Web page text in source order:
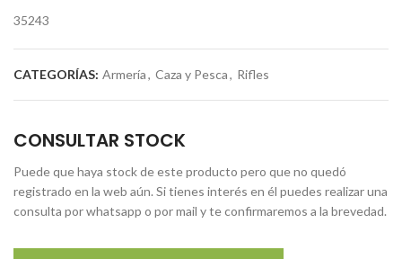
35243
CATEGORÍAS: Armería, Caza y Pesca, Rifles
CONSULTAR STOCK
Puede que haya stock de este producto pero que no quedó
registrado en la web aún. Si tienes interés en él puedes realizar una
consulta por whatsapp o por mail y te confirmaremos a la brevedad.